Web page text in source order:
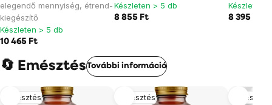
elegendő mennyiség, étrend-
kiegészítő
Készleten > 5 db
10 465 Ft
Készleten > 5 db
8 855 Ft
Készleten
8 395 Ft
🔄 EmésztésTovábbi információ
Emésztés Emésztés Emésztés